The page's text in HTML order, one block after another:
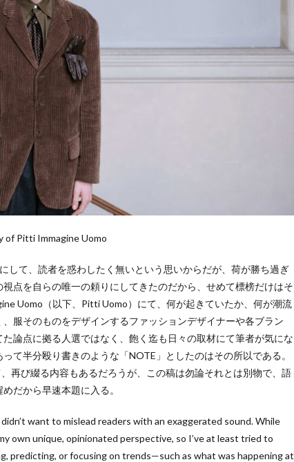
of Pitti Immagine Uomo
して、読者を惑わしたく無いという思いからだが、荷が勝ち過ぎ
点を自らの唯一の頼りにしてきたのだから、せめて標榜だけはそ
Uomo（以下、Pitti Uomo）にて、何が起きていたか、何が潮流
服そのものをデザインするファッションデザイナーや各ブラン
論点に拠る人選ではなく、飽く迄も日々の取材にて筆者が気にな
て半分殴り書きのような「NOTE」としたのはその所以である。
再び綴る内容もあるだろうが、この稿は勿論それとは別物で、語
だから早速本題に入る。
want to mislead readers with an exaggerated sound. While
own unique, opinionated perspective, so I’ve at least tried to
predicting, or focusing on trends—such as what was happening at